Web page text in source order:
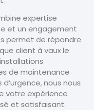
expertise
et un engagement
permet de répondre
client à vaux le
de maintenance
nous nous
votre expérience
et satisfaisant.